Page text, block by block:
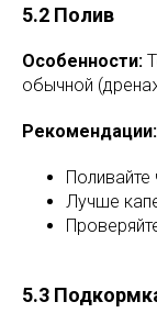
5.2 Полив
Особенности:
обычной
Рекомендации:
Лучше
5.3